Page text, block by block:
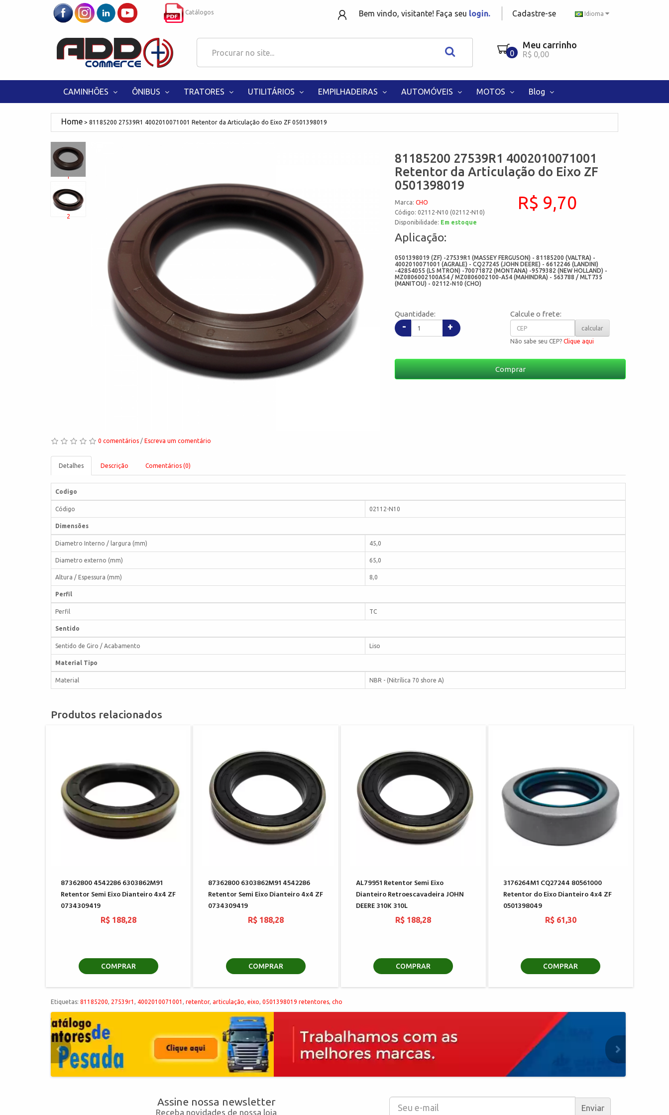
Idioma
Catálogos Bem vindo, visitante! Faça seu login. Cadastre-se
0
Meu carrinho
R$ 0,00
CAMINHÕES ÔNIBUS TRATORES UTILITÁRIOS EMPILHADEIRAS AUTOMÓVEIS MOTOS Blog
81185200 27539R1 4002010071001 Retentor da Articulação do Eixo ZF 0501398019
1
2
0 comentários / Escreva um comentário
81185200 27539R1 4002010071001
Retentor da Articulação do Eixo ZF
0501398019
Marca:CHO
Código: 02112-N10 (02112-N10)
Disponibilidade: Em estoque
R$ 9,70
Aplicação:
0501398019 (ZF) -27539R1 (MASSEY FERGUSON) - 81185200 (VALTRA) -
4002010071001 (AGRALE) - CQ27245 (JOHN DEERE) - 6612246 (LANDINI)
-42854055 (LS MTRON) -70071872 (MONTANA) -9579382 (NEW HOLLAND) -
MZ0806002100A54 / MZ0806002100-A54 (MAHINDRA) - 563788 / MLT735
(MANITOU) - 02112-N10 (CHO)
Quantidade:
- +
Calcule o frete:
calcular
Não sabe seu CEP?Clique aqui
Comprar
Detalhes Descrição Comentários (0)
Codigo
Código 02112-N10
Dimensões
Diametro Interno / largura (mm) 45,0
Diametro externo (mm) 65,0
Altura / Espessura (mm) 8,0
Perfil
Perfil TC
Sentido
Sentido de Giro / Acabamento Liso
Material Tipo
Material NBR - (Nitrílica 70 shore A)
Produtos relacionados
87362800 4542286 6303862M91
Retentor Semi Eixo Dianteiro 4x4 ZF
0734309419
R$ 188,28
COMPRAR
87362800 6303862M91 4542286
Retentor Semi Eixo Dianteiro 4x4 ZF
0734309419
R$ 188,28
COMPRAR
AL79951 Retentor Semi Eixo
Dianteiro Retroescavadeira JOHN
DEERE 310K 310L
R$ 188,28
COMPRAR
3176264M1 CQ27244 80561000
Retentor do Eixo Dianteiro 4x4 ZF
0501398049
R$ 61,30
COMPRAR
Etiquetas: 81185200 27539r1 4002010071001 retentor, articulação eixo 0501398019 retentores cho
Assine nossa newsletter
Receba novidades de nossa loja Enviar